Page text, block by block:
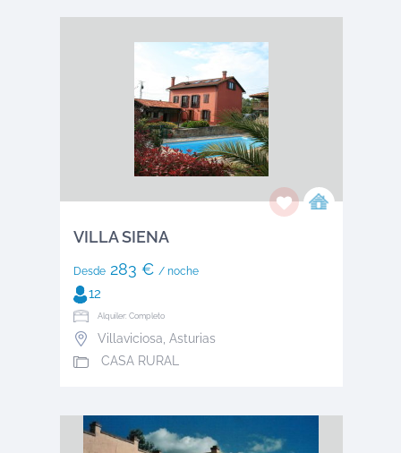
VILLA SIENA
Desde283 € / noche
12
Alquiler: Completo
Villaviciosa Asturias
CASA RURAL